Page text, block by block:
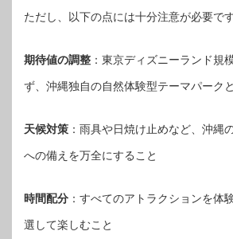
ただし、以下の点には十分注意が必要です
期待値の調整 ：東京ディズニーランド規
ず、沖縄独自の自然体験型テーマパーク
天候対策 ：雨具や日焼け止めなど、沖縄
への備えを万全にすること
時間配分 ：すべてのアトラクションを体
選して楽しむこと